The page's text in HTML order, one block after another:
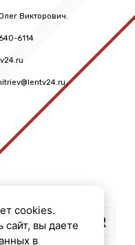
Викторович.
6114
cookies.
сайт, вы даете
в